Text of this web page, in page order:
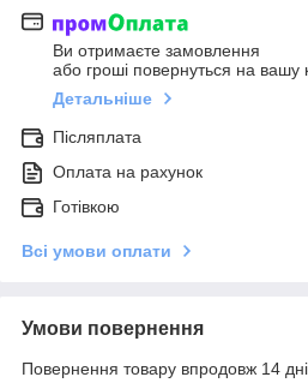
Ви отримаєте замовлення
або гроші повернуться на вашу
Детальніше
Післяплата
Оплата на рахунок
Готівкою
Всі умови оплати
Умови повернення
Повернення товару впродовж 14